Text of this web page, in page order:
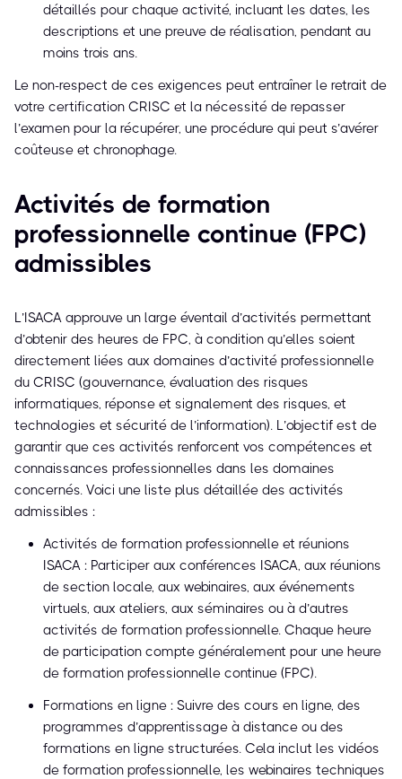
détaillés pour chaque activité, incluant les dates, les
descriptions et une preuve de réalisation, pendant au
moins trois ans.
Le non-respect de ces exigences peut entraîner le retrait de
votre certification CRISC et la nécessité de repasser
l’examen pour la récupérer, une procédure qui peut s’avérer
coûteuse et chronophage.
Activités de formation
professionnelle continue (FPC)
admissibles
L’ISACA approuve un large éventail d’activités permettant
d’obtenir des heures de FPC, à condition qu’elles soient
directement liées aux domaines d’activité professionnelle
du CRISC (gouvernance, évaluation des risques
informatiques, réponse et signalement des risques, et
technologies et sécurité de l’information). L’objectif est de
garantir que ces activités renforcent vos compétences et
connaissances professionnelles dans les domaines
concernés. Voici une liste plus détaillée des activités
admissibles :
Activités de formation professionnelle et réunions
ISACA : Participer aux conférences ISACA, aux réunions
de section locale, aux webinaires, aux événements
virtuels, aux ateliers, aux séminaires ou à d’autres
activités de formation professionnelle. Chaque heure
de participation compte généralement pour une heure
de formation professionnelle continue (FPC).
Formations en ligne : Suivre des cours en ligne, des
programmes d’apprentissage à distance ou des
formations en ligne structurées. Cela inclut les vidéos
de formation professionnelle, les webinaires techniques